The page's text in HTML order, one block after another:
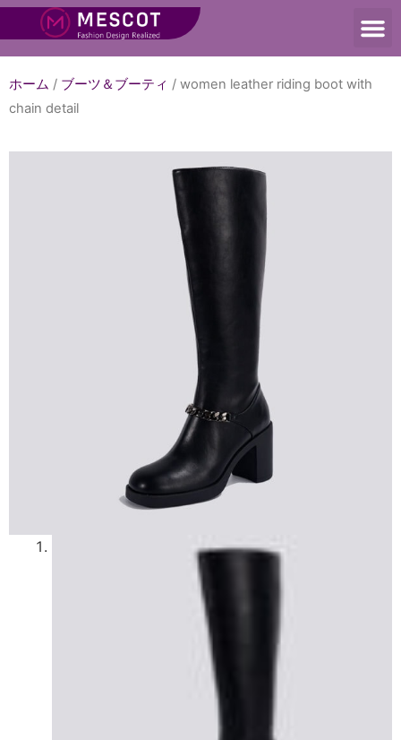
ホーム / ブーツ＆ブーティ / women leather riding boot with
chain detail